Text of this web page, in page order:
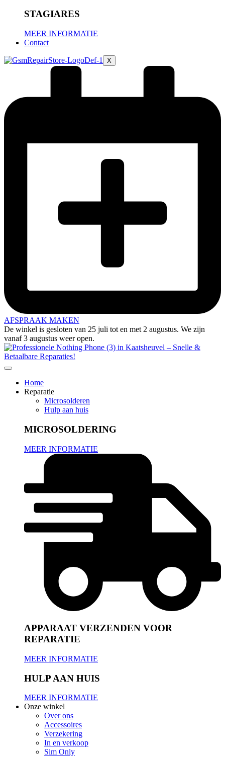
STAGIARES
MEER INFORMATIE
Contact
X
AFSPRAAK MAKEN
De winkel is gesloten van 25 juli tot en met 2 augustus. We zijn
vanaf 3 augustus weer open.
Home
Reparatie
Microsolderen
Hulp aan huis
MICROSOLDERING
MEER INFORMATIE
APPARAAT VERZENDEN VOOR
REPARATIE
MEER INFORMATIE
HULP AAN HUIS
MEER INFORMATIE
Onze winkel
Over ons
Accessoires
Verzekering
In en verkoop
Sim Only